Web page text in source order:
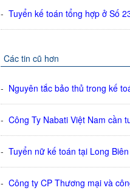
- Tuyển kế toán tổng hợp ở Số
Các tin cũ hơn
- Nguyên tắc bảo thủ trong kế
- Công Ty Nabati Việt Nam cần
- Tuyển nữ kế toán tại Long
- Công ty CP Thương mại và